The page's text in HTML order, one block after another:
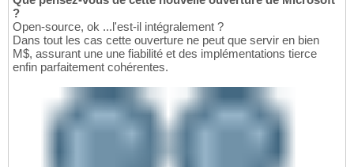
?
Open-source, ok ...l'est-il intégralement ?
Dans tout les cas cette ouverture ne peut que servir en bien
M$, assurant une une fiabilité et des implémentations tierce
enfin parfaitement cohérentes.